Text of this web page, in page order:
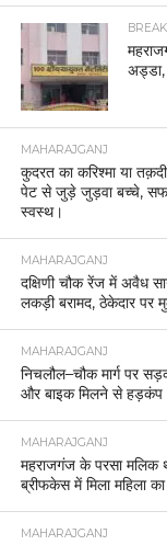
अड्डा,
MAHARAJGANJ
कुदरत का करिश्मा या
पेट से जुड़े जुड़वा बच्चे,
स्वस्थ।
MAHARAJGANJ
दक्षिणी चौक रेंज में अवैध
लकड़ी बरामद, ठेकेदार पर
MAHARAJGANJ
निचलौल–चौक मार्ग पर
और बाइक मिलने से
MAHARAJGANJ
महराजगंज के परसा मलिक
ब्रीफकेस में मिला महिला
MAHARAJGANJ